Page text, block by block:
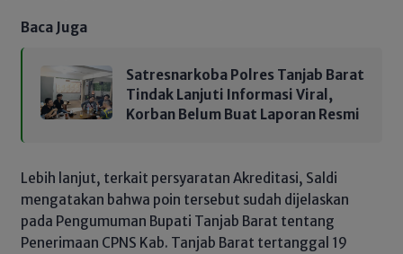
Baca Juga
Satresnarkoba Polres Tanjab Barat
Tindak Lanjuti Informasi Viral,
Korban Belum Buat Laporan Resmi
Lebih lanjut, terkait persyaratan Akreditasi, Saldi
mengatakan bahwa poin tersebut sudah dijelaskan
pada Pengumuman Bupati Tanjab Barat tentang
Penerimaan CPNS Kab. Tanjab Barat tertanggal 19